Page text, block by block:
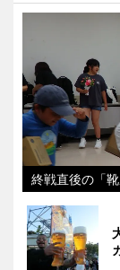
終戦直後の「